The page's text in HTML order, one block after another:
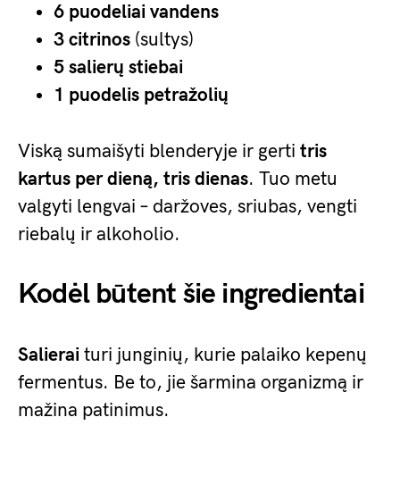
6 puodeliai vandens
3 citrinos (sultys)
5 salierų stiebai
1 puodelis petražolių
Viską sumaišyti blenderyje ir gerti tris
kartus per dieną, tris dienas. Tuo metu
valgyti lengvai – daržoves, sriubas, vengti
riebalų ir alkoholio.
Kodėl būtent šie ingredientai
Salierai turi junginių, kurie palaiko kepenų
fermentus. Be to, jie šarmina organizmą ir
mažina patinimus.